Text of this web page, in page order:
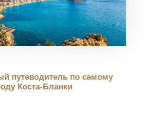
путеводитель по самому
Коста-Бланки